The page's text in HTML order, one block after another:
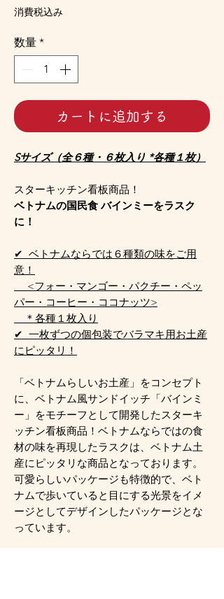
消費税込み
数量 *
カートに追加する
Sサイズ（全６種・６枚入り *各種１枚）
スターキッチン看板商品！
ベトナムの国民食 バインミーをラスク
に！
✔ ベトナムならでは６種類の味をご用
意！
<フォー・マンゴー・パクチー・ペッ
パー・コーヒー・ココナッツ>
＊各種１枚入り
✔ 一枚ずつの個包装でバラマキ用お土産
にピッタリ！
「ベトナムらしいお土産」をコンセプト
に、ベトナム風サンドイッチ「バインミ
ー」をモチーフとして開発したスターキ
ッチン看板商品！ベトナムならではの食
材の味を再現したラスクは、ベトナム土
産にピッタリな商品となっております。
可愛らしいパッケージも特徴的で、ベト
ナムで歩いていると目にする光景をイメ
ージとしてデザインしたパッケージとな
っています。